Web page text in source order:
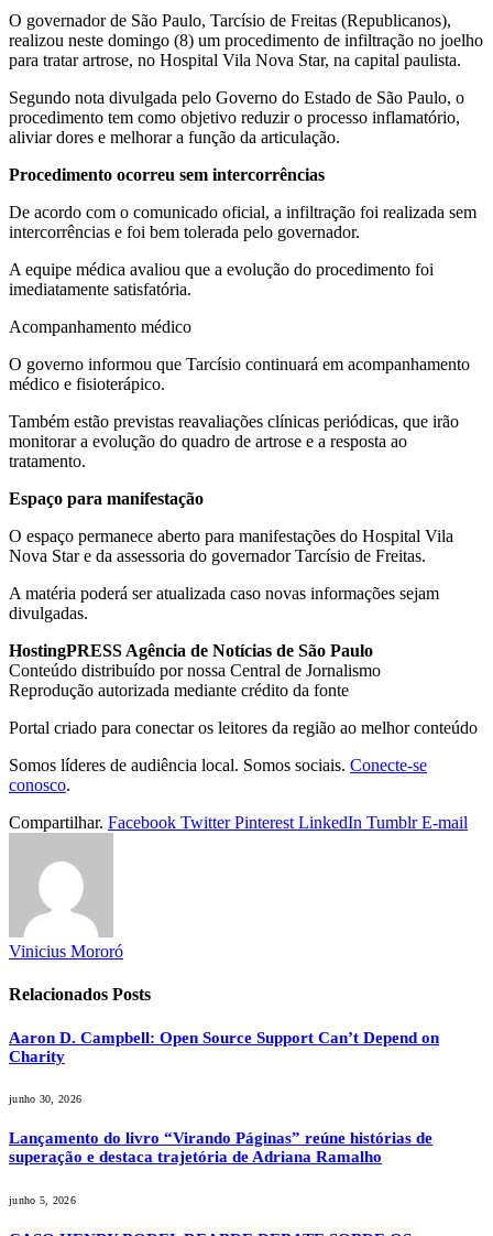
O governador de São Paulo, Tarcísio de Freitas (Republicanos),
realizou neste domingo (8) um procedimento de infiltração no joelho
para tratar artrose, no Hospital Vila Nova Star, na capital paulista.
Segundo nota divulgada pelo Governo do Estado de São Paulo, o
procedimento tem como objetivo reduzir o processo inflamatório,
aliviar dores e melhorar a função da articulação.
Procedimento ocorreu sem intercorrências
De acordo com o comunicado oficial, a infiltração foi realizada sem
intercorrências e foi bem tolerada pelo governador.
A equipe médica avaliou que a evolução do procedimento foi
imediatamente satisfatória.
Acompanhamento médico
O governo informou que Tarcísio continuará em acompanhamento
médico e fisioterápico.
Também estão previstas reavaliações clínicas periódicas, que irão
monitorar a evolução do quadro de artrose e a resposta ao
tratamento.
Espaço para manifestação
O espaço permanece aberto para manifestações do Hospital Vila
Nova Star e da assessoria do governador Tarcísio de Freitas.
A matéria poderá ser atualizada caso novas informações sejam
divulgadas.
HostingPRESS Agência de Notícias de São Paulo
Conteúdo distribuído por nossa Central de Jornalismo
Reprodução autorizada mediante crédito da fonte
Portal criado para conectar os leitores da região ao melhor conteúdo
Somos líderes de audiência local. Somos sociais. Conecte-se
conosco.
Compartilhar. Facebook Twitter Pinterest LinkedIn Tumblr E-mail
Vinicius Mororó
Relacionados Posts
Aaron D. Campbell: Open Source Support Can’t Depend on
Charity
junho 30, 2026
Lançamento do livro “Virando Páginas” reúne histórias de
superação e destaca trajetória de Adriana Ramalho
junho 5, 2026